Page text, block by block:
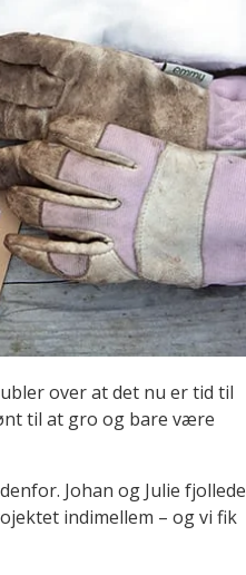
over at det nu er tid til
til at gro og bare være
Johan og Julie fjollede
indimellem – og vi fik